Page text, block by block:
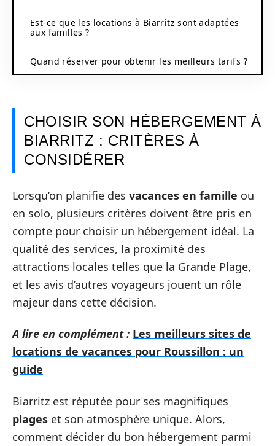
Est-ce que les locations à Biarritz sont adaptées
aux familles ?
Quand réserver pour obtenir les meilleurs tarifs ?
CHOISIR SON HÉBERGEMENT À
BIARRITZ : CRITÈRES À
CONSIDÉRER
Lorsqu’on planifie des vacances en famille ou
en solo, plusieurs critères doivent être pris en
compte pour choisir un hébergement idéal. La
qualité des services, la proximité des
attractions locales telles que la Grande Plage,
et les avis d’autres voyageurs jouent un rôle
majeur dans cette décision.
A lire en complément : Les meilleurs sites de
locations de vacances pour Roussillon : un
guide
Biarritz est réputée pour ses magnifiques
plages et son atmosphère unique. Alors,
comment décider du bon hébergement parmi